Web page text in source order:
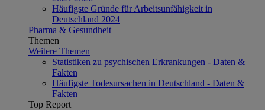
Häufigste Gründe für Arbeitsunfähigkeit in
Deutschland 2024
Pharma & Gesundheit
Themen
Weitere Themen
Statistiken zu psychischen Erkrankungen - Daten &
Fakten
Häufigste Todesursachen in Deutschland - Daten &
Fakten
Top Report